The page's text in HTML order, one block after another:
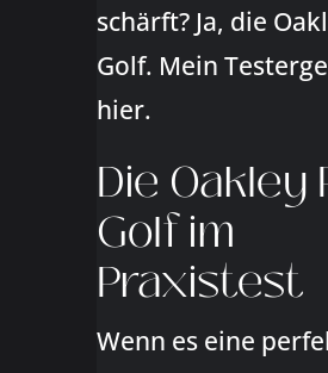
schärft? Ja, die
Golf. Mein
hier.
Die Oakley
Golf im
Praxistest
Wenn es eine